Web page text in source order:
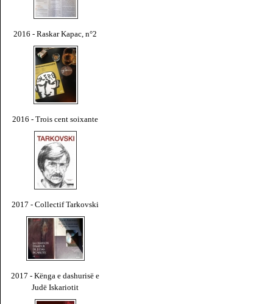
2016 - Raskar Kapac, n°2
2016 - Trois cent soixante
2017 - Collectif Tarkovski
2017 - Kënga e dashurisë e
Judë Iskariotit